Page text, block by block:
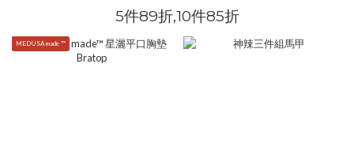
5件89折,10件85折
MEDUSA made ™